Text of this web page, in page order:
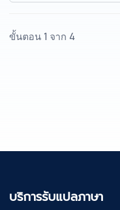
ขั้นตอน 1 จาก 4
บริการรับแปลภาษา